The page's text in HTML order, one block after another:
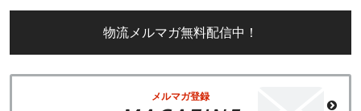
物流メルマガ無料配信中！
メルマガ登録